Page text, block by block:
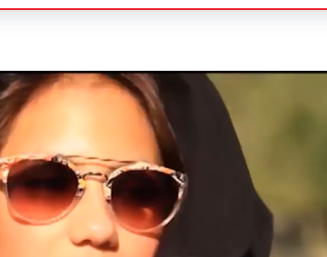
#3streaming motogp
#5data live draw sgp
Terakhir yang dicari
Loading...